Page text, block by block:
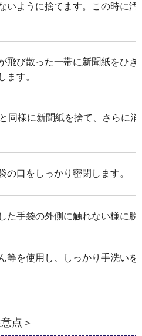
いように捨てます。この時に
飛び散った一帯に新聞紙をひ
ます。
同様に新聞紙を捨て、さらに
の口をしっかり密閉します。
た手袋の外側に触れない様に
等を使用し、しっかり手洗いを
点＞